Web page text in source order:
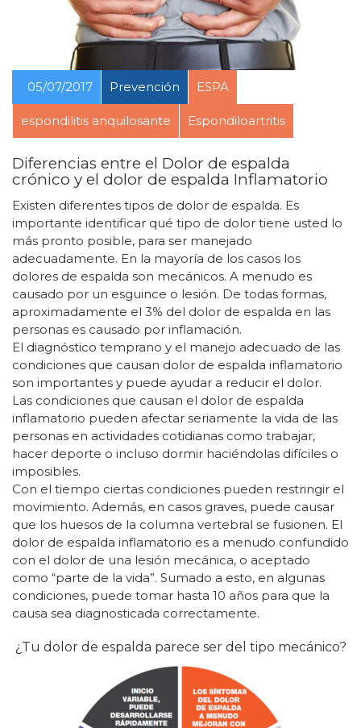
05/07/2017 Prevención ESPA
espondilitis anquilosante Espondiloartritis
Diferencias entre el Dolor de espalda
crónico y el dolor de espalda Inflamatorio
Existen diferentes tipos de dolor de espalda. Es
importante identificar qué tipo de dolor tiene usted lo
más pronto posible, para ser manejado
adecuadamente. En la mayoría de los casos los
dolores de espalda son mecánicos. A menudo es
causado por un esguince o lesión. De todas formas,
aproximadamente el 3% del dolor de espalda en las
personas es causado por inflamación.
El diagnóstico temprano y el manejo adecuado de las
condiciones que causan dolor de espalda inflamatorio
son importantes y puede ayudar a reducir el dolor.
Las condiciones que causan el dolor de espalda
inflamatorio pueden afectar seriamente la vida de las
personas en actividades cotidianas como trabajar,
hacer deporte o incluso dormir haciéndolas difíciles o
imposibles.
Con el tiempo ciertas condiciones pueden restringir el
movimiento. Además, en casos graves, puede causar
que los huesos de la columna vertebral se fusionen. El
dolor de espalda inflamatorio es a menudo confundido
con el dolor de una lesión mecánica, o aceptado
como “parte de la vida”. Sumado a esto, en algunas
condiciones, puede tomar hasta 10 años para que la
causa sea diagnosticada correctamente.
¿Tu dolor de espalda parece ser del tipo mecánico?